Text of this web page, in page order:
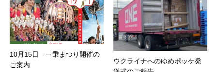
10月15日 一乗まつり開催の
ご案内
ウクライナへのゆめポッケ発